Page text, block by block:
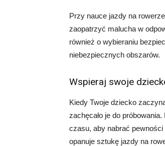
Przy nauce jazdy na
zaopatrzyć malucha w
również o wybieraniu
niebezpiecznych obszarów.
Wspieraj swoje
Kiedy Twoje dziecko
zachęcało je do
czasu, aby nabrać
opanuje sztukę jazdy na